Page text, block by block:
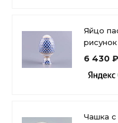
Яйцо
6 430 ₽
Чашка